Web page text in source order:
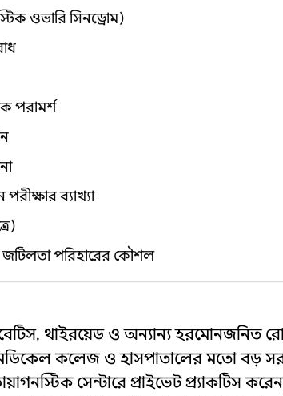
ওভারি সিনড্রোম)
পরামর্শ
ব্যাখ্যা
জটিলতা পরিহারের কৌশল
থাইরয়েড ও অন্যান্য হরমোনজনিত
কলেজ ও হাসপাতালের মতো বড়
সেন্টারে প্রাইভেট প্র্যাকটিস